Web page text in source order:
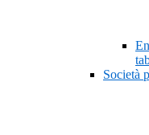
Società